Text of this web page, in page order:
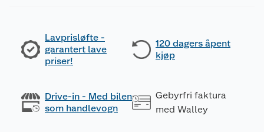
Lavprisløfte -
garantert lave
priser!
120 dagers åpent
kjøp
Drive-in - Med bilen
som handlevogn
Gebyrfri faktura
med Walley